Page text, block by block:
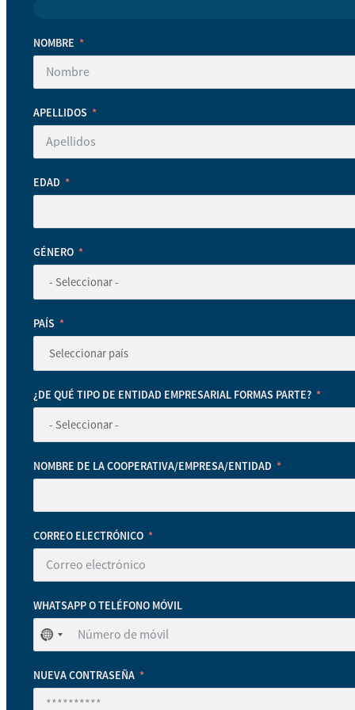
NOMBRE
APELLIDOS
EDAD
GÉNERO
PAÍS
¿DE QUÉ TIPO DE ENTIDAD EMPRESARIAL FORMAS PARTE?
NOMBRE DE LA COOPERATIVA/EMPRESA/ENTIDAD
CORREO ELECTRÓNICO
WHATSAPP O TELÉFONO MÓVIL
No
se
ha
seleccionado
ningún
NUEVA CONTRASEÑA